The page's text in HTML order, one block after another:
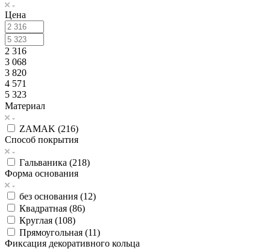
Цена
2 316
3 068
3 820
4 571
5 323
Материал
ZAMAK (216)
Способ покрытия
Гальваника (218)
Форма основания
без основания (12)
Квадратная (86)
Круглая (108)
Прямоугольная (11)
Фиксация декоративного кольца